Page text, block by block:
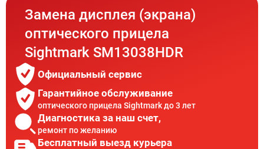
Замена дисплея (экрана)
оптического прицела
Sightmark SM13038HDR
Официальный сервис
Гарантийное обслуживание
оптического прицела Sightmark до 3 лет
Диагностика за наш счет,
ремонт по желанию
Бесплатный выезд курьера